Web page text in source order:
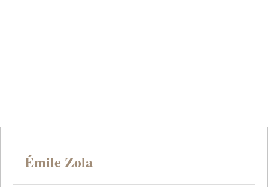
Émile Zola